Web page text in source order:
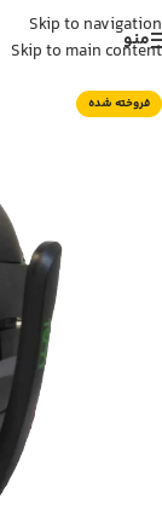
Skip to navigation
Skip to main content
منو
فروخته شده